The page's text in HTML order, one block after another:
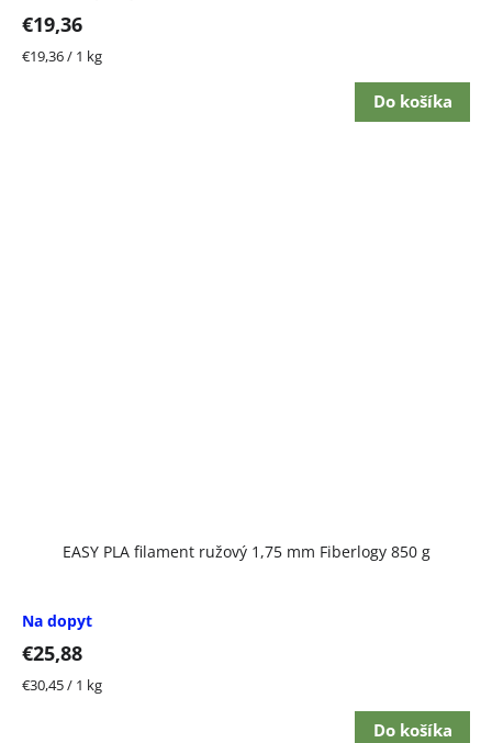
€19,36
Jednotková
€19,36 / 1 kg
Do košíka
EASY PLA filament ružový 1,75 mm Fiberlogy 850 g
Na dopyt
€25,88
Jednotková
€30,45 / 1 kg
Do košíka